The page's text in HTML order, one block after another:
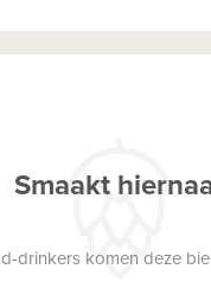
Smaakt
drinkers komen deze